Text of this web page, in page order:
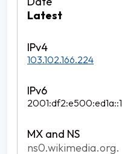
Latest
103.102.166.224
2001:df2:e500:ed1a::1
ns0.wikimedia.org.